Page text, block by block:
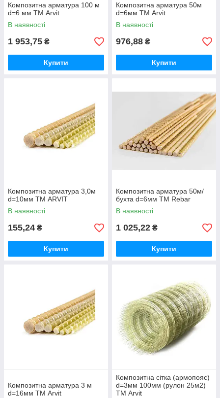
Композитна арматура 100 м
d=6 мм ТМ Arvit
В наявності
1 953,75 ₴
Купити
Композитна арматура 50м
d=6мм ТМ Arvit
В наявності
976,88 ₴
Купити
Композитна арматура 3,0м
d=10мм ТМ ARVIT
В наявності
155,24 ₴
Купити
Композитна арматура 50м/
бухта d=6мм ТМ Rebar
В наявності
1 025,22 ₴
Купити
Композитна арматура 3 м
d=16мм ТМ Arvit
Композитна сітка (армопояс)
d=3мм 100мм (рулон 25м2)
ТМ Arvit